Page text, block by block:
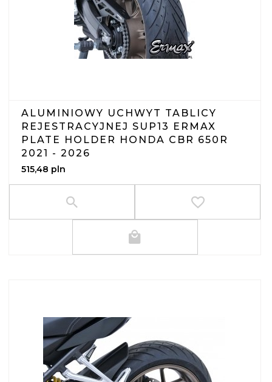
ALUMINIOWY UCHWYT TABLICY
REJESTRACYJNEJ SUP13 ERMAX
PLATE HOLDER HONDA CBR 650R
2021 - 2026
515,48 pln